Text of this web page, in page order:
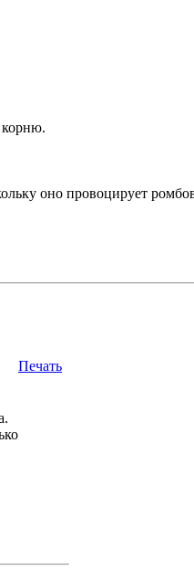
корню.
оно провоцирует
Печать